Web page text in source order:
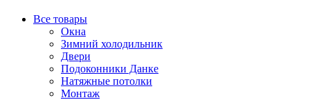
Все товары
Окна
Зимний холодильник
Двери
Подоконники Данке
Натяжные потолки
Монтаж